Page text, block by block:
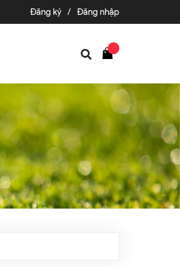
Đăng ký / Đăng nhập